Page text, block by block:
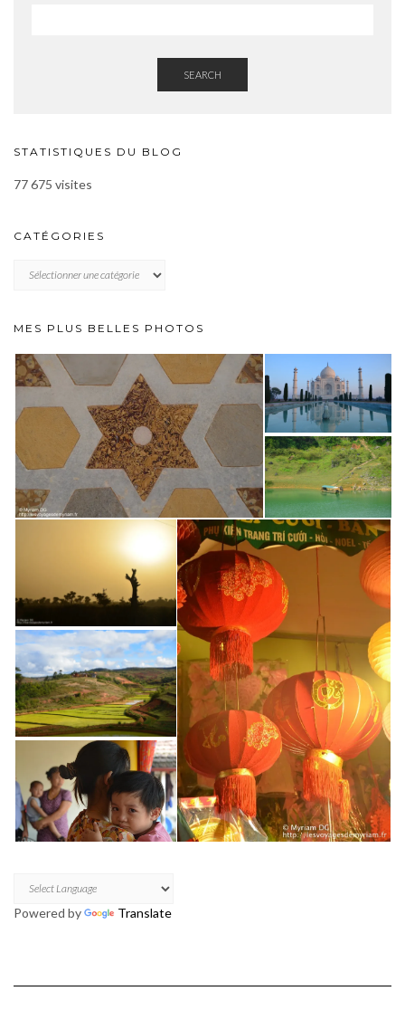
SEARCH
STATISTIQUES DU BLOG
77 675 visites
CATÉGORIES
MES PLUS BELLES PHOTOS
Powered by Translate